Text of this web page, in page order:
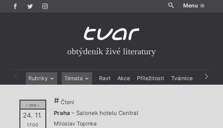
Menu
obtýdeník živé literatury
Rubriky Témata Ravt Akce Příležitosti Tvárnice Archiv
Drobná publicistika
Esejistika
Recenze a reflexe
Právě vychází
Mauzoleum
Divadlo
= 2016 =
24. 11.
17:00
Čtení
Praha – Salonek hotelu Central
Miloslav Topinka